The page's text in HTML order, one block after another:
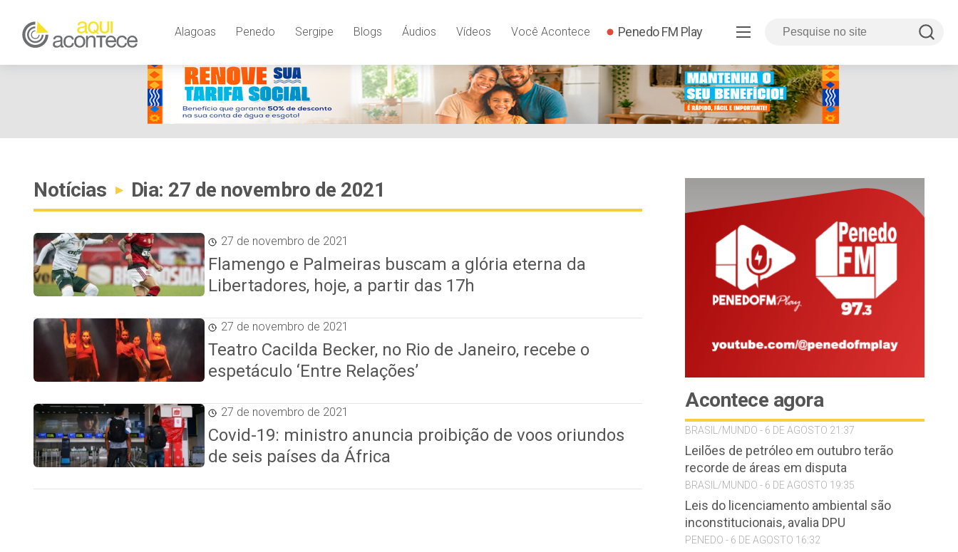
Alagoas Penedo Sergipe Blogs Áudios Vídeos Você Acontece Penedo FM Play
Notícias ▸ Dia: 27 de novembro de 2021
27 de novembro de 2021
Flamengo e Palmeiras buscam a glória eterna da
Libertadores, hoje, a partir das 17h
27 de novembro de 2021
Teatro Cacilda Becker, no Rio de Janeiro, recebe o
espetáculo ‘Entre Relações’
27 de novembro de 2021
Covid-19: ministro anuncia proibição de voos oriundos
de seis países da África
Acontece agora
BRASIL/MUNDO - 6 DE AGOSTO 21:37
Leilões de petróleo em outubro terão
recorde de áreas em disputa
BRASIL/MUNDO - 6 DE AGOSTO 19:35
Leis do licenciamento ambiental são
inconstitucionais, avalia DPU
PENEDO - 6 DE AGOSTO 16:32